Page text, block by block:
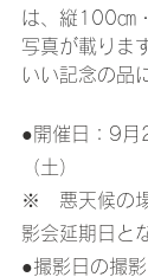
は、縦100㎝
写真が載りま
いい記念の品
●開催日：9
（土）
※　悪天候の
影会延期日と
●撮影日の撮